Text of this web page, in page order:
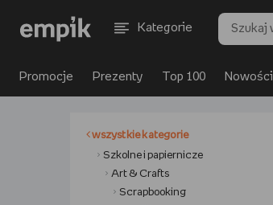
Kategorie
Promocje Prezenty Top 100 Nowości
wszystkie kategorie
Szkolne i papiernicze
Art & Crafts
Scrapbooking